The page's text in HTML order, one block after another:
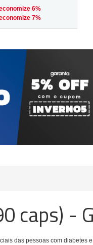
6%
7%
caps) -
das pessoas com diabetes